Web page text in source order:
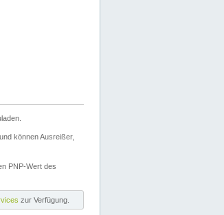
können Ausreißer,
PNP-Wert des
zur Verfügung.